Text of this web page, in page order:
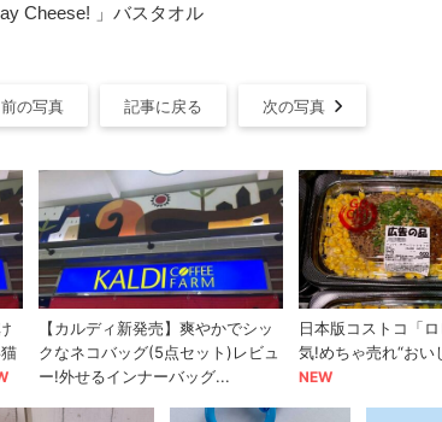
Cheese! 」バスタオル
前の写真 記事に戻る 次の写真